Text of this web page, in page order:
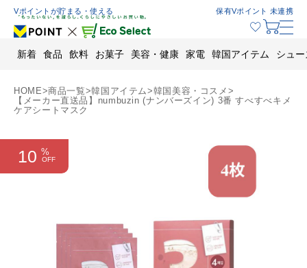
content
Vポイントが貯まる・使える 保有Vポイント 未連携
新着 食品 飲料 お菓子 美容・健康 家電 韓国アイテム シュー
HOME>商品一覧>韓国アイテム>韓国美容・コスメ >
【メーカー直送品】numbuzin (ナンバーズイン) 3番 すべすべキメ
ケアシートマスク
10